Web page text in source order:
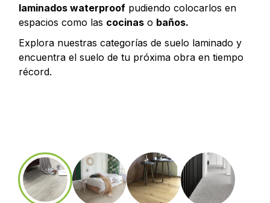
laminados waterproof pudiendo colocarlos en
espacios como las cocinas o baños.
Explora nuestras categorías de suelo laminado y
encuentra el suelo de tu próxima obra en tiempo
récord.